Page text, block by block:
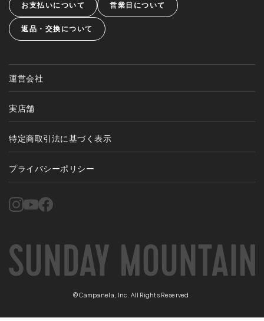
お支払いについて 営業日について
返品・交換について
運営会社
実店舗
特定商取引法に基づく表示
プライバシーポリシー
©Campanela, Inc. All Rights Reserved.